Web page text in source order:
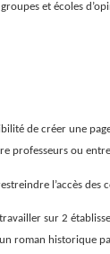
et écoles
de créer une
professeurs ou
l’accès des
sur 2
roman historique